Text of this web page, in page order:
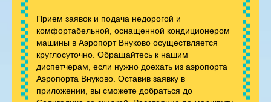
Прием заявок и подача недорогой и
комфортабельной, оснащенной кондиционером
машины в Аэропорт Внуково осуществляется
круглосуточно. Обращайтесь к нашим
диспетчерам, если нужно доехать из аэропорта
Аэропорта Внуково. Оставив заявку в
приложении, вы сможете добраться до